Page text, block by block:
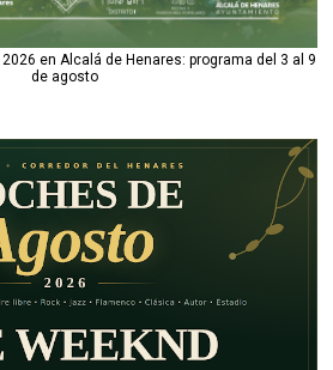
en Alcalá de Henares: programa del 3 al 9
de agosto